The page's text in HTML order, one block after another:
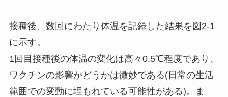
接種後、数回にわたり体温を記録した結果を図2-1
に示す。
1回目接種後の体温の変化は高々0.5℃程度であり、
ワクチンの影響かどうかは微妙である(日常の生活
範囲での変動に埋もれている可能性がある)。ま